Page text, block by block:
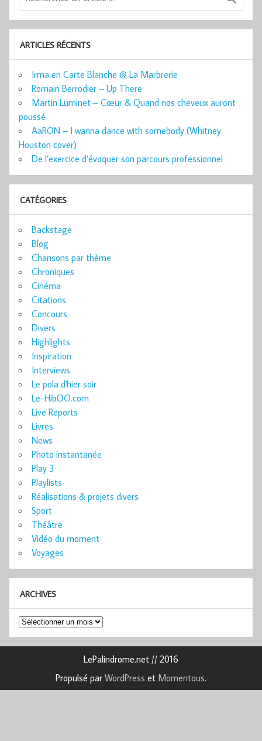
ARTICLES RÉCENTS
Irma en Carte Blanche @ La Marbrerie
Romain Berrodier – Up There
Martin Luminet – Cœur & Quand nos cheveux auront
poussé
AaRON – I wanna dance with somebody (Whitney
Houston cover)
De l’exercice d’évoquer son parcours professionnel
CATÉGORIES
Backstage
Blog
Chansons par thème
Chroniques
Cinéma
Citations
Concours
Divers
Highlights
Inspiration
Interviews
Le pola d'hier soir
Le-HibOO.com
Live Reports
Livres
News
Photo instantanée
Play 3
Playlists
Réalisations & projets divers
Sport
Théâtre
Vidéo du moment
Voyages
ARCHIVES
Archives
LePalindrome.net // 2016
Propulsé par WordPress et Momentous.